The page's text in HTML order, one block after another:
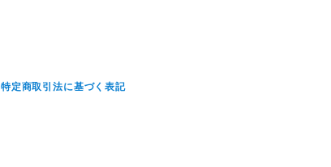
特定商取引法に基づく表記